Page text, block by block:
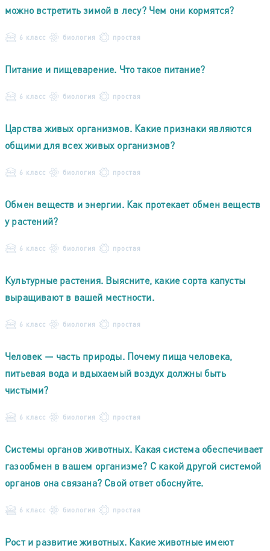
можно встретить зимой в лесу? Чем они кормятся?
6 класс биология простая
Питание и пищеварение. Что такое питание?
6 класс биология простая
Царства живых организмов. Какие признаки являются
общими для всех живых организмов?
6 класс биология простая
Обмен веществ и энергии. Как протекает обмен веществ
у растений?
6 класс биология простая
Культурные растения. Выясните, какие сорта капусты
выращивают в вашей местности.
6 класс биология простая
Человек — часть природы. Почему пища человека,
питьевая вода и вдыхаемый воздух должны быть
чистыми?
6 класс биология простая
Системы органов животных. Какая система обеспечивает
газообмен в вашем организме? С какой другой системой
органов она связана? Свой ответ обоснуйте.
6 класс биология простая
Рост и развитие животных. Какие животные имеют